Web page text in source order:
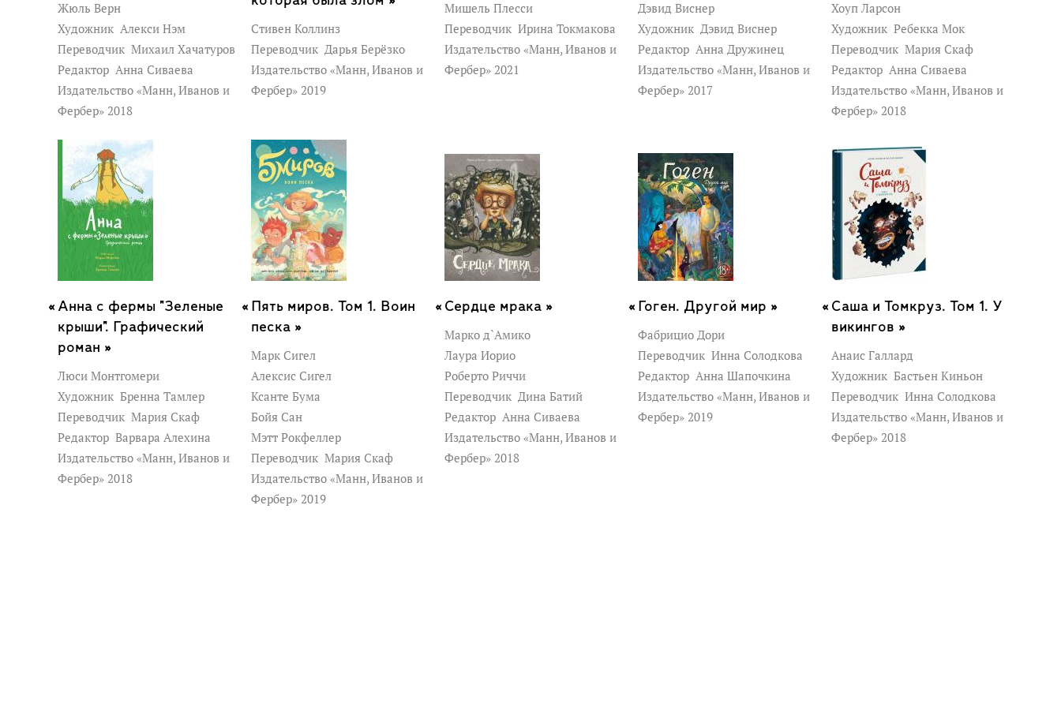
"Удивительный Человек-Паук".
Фред Ван Ленте живет в Бруклине с женой и несколькими, по большей
части неблагодарными, котами.
наград. В свободное время подрабатывает командиром скаутов. Райан
предпочитает рисовать по ночам. Среди самых известных его работ -
комиксы Action Presidents, The Comic Book History of Comics и комикс
"Философы в действии". Все они созданы в соавторстве с Фредом Ван
Ленте. Кроме того, Данлеви нарисовал комиксы Dirt Candy: A Cookbook
with chef Amada Cohen, Li''l Classix series, MODOK: Reign Delay для Marvel
Среди клиентов Райана: Dark Horse Comics, Disney Publishing, Harper
Collins, Hasbro, IDW Publishing, LINE Webtoons, Marvel Comics, MTV, Random
House, Royal Flush Magazine, Scholastic Books, T-Mobile, Time Out, ToyFare
Magazine, Warner Brothers, Wizard Entertainment, The WWE и главное - его
мама.
У Райана нет котов, так как у него аллергия. В свободное от работы время
он любит прогуливаться по Нью-Йорку с женой, графическим дизайнером
Жюль Верн
Художник Алекси Нэм
Переводчик Михаил Хачатуров
Редактор Анна Сиваева
Издательство «Манн, Иванов и
Фербер» 2018
Стивен Коллинз
Переводчик Дарья Берёзко
Издательство «Манн, Иванов и
Фербер» 2019
Мишель Плесси
Переводчик Ирина Токмакова
Издательство «Манн, Иванов и
Фербер» 2021
Дэвид Виснер
Художник Дэвид Виснер
Редактор Анна Дружинец
Издательство «Манн, Иванов и
Фербер» 2017
Хоуп Ларсон
Художник Ребекка Мок
Переводчик Мария Скаф
Редактор Анна Сиваева
Издательство «Манн, Иванов и
Фербер» 2018
Анна с фермы "Зеленые
крыши". Графический
роман »
Люси Монтгомери
Художник Бренна Тамлер
Переводчик Мария Скаф
Редактор Варвара Алехина
Издательство «Манн, Иванов и
Фербер» 2018
Пять миров. Том 1. Воин
песка »
Марк Сигел
Алексис Сигел
Ксанте Бума
Бойя Сан
Мэтт Рокфеллер
Переводчик Мария Скаф
Издательство «Манн, Иванов и
Фербер» 2019
Сердце мрака »
Марко д`Амико
Лаура Иорио
Роберто Риччи
Переводчик Дина Батий
Редактор Анна Сиваева
Издательство «Манн, Иванов и
Фербер» 2018
Гоген. Другой мир »
Фабрицио Дори
Переводчик Инна Солодкова
Редактор Анна Шапочкина
Издательство «Манн, Иванов и
Фербер» 2019
Саша и Томкруз. Том 1. У
викингов »
Анаис Галлард
Художник Бастьен Киньон
Переводчик Инна Солодкова
Издательство «Манн, Иванов и
Фербер» 2018